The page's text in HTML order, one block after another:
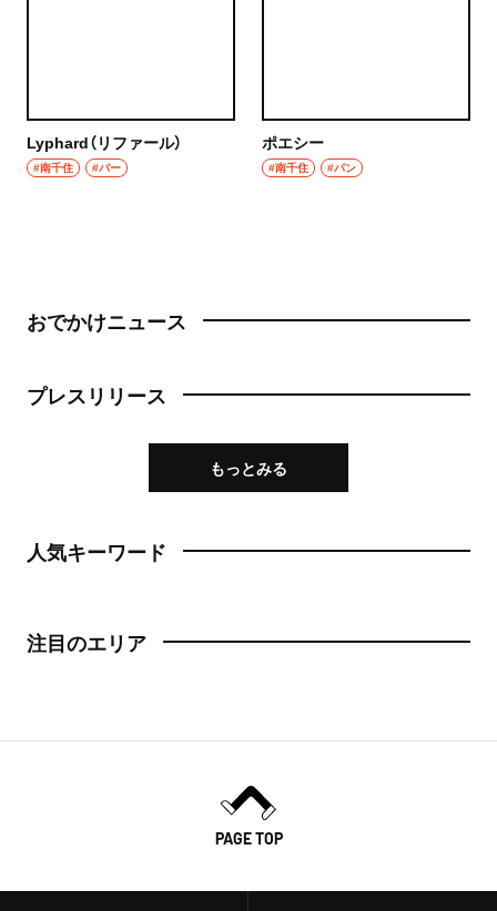
Lyphard（リファール）
#南千住 #バー
ポエシー
#南千住 #パン
おでかけニュース
プレスリリース
もっとみる
人気キーワード
注目のエリア
PAGE TOP